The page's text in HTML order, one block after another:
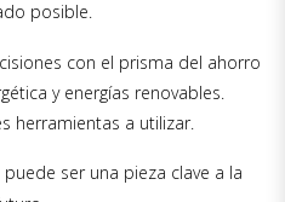
posible.
con el prisma del ahorro
y energías renovables.
herramientas a utilizar.
ser una pieza clave a la